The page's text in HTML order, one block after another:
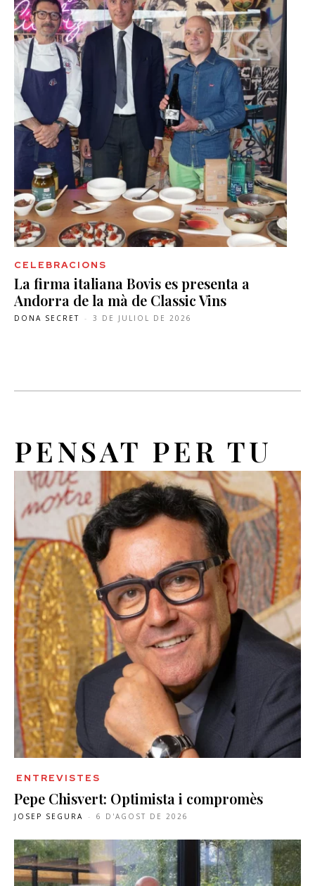
CELEBRACIONS
La firma italiana Bovis es presenta a
Andorra de la mà de Classic Vins
DONA SECRET - 3 DE JULIOL DE 2026
PENSAT PER TU
ENTREVISTES
Pepe Chisvert: Optimista i compromès
JOSEP SEGURA - 6 D'AGOST DE 2026